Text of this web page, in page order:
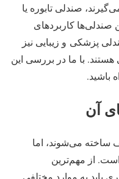
صندلی تابوره یا
صندلی‌ها کاربردهای
پزشکی و زیبایی نیز
با ما در بررسی این
باشید.
آن
ساخته می‌شوند، اما
از مهم‌ترین